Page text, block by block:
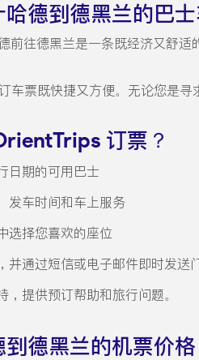
德到德黑兰的巴
前往德黑兰是一条既经济又舒
车票既快捷又方便。无论您是寻
订票？
日期的可用巴士
发车时间和车上服务
选择您喜欢的座位
并通过短信或电子邮件即时发送门
，提供预订帮助和旅行问题。
德黑兰的机票价格